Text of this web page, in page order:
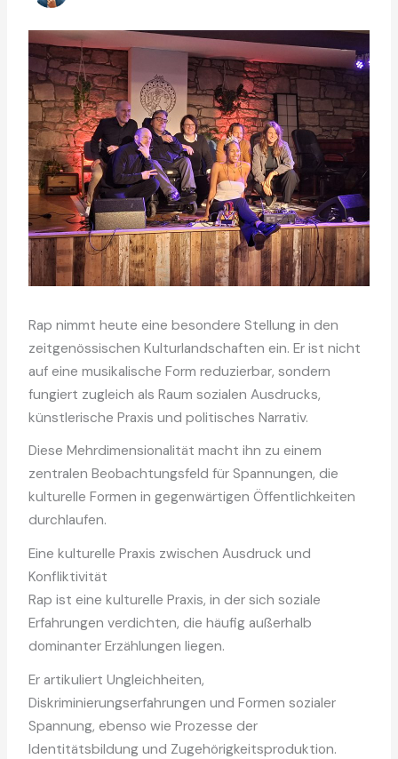
Rap nimmt heute eine besondere Stellung in den
zeitgenössischen Kulturlandschaften ein. Er ist nicht
auf eine musikalische Form reduzierbar, sondern
fungiert zugleich als Raum sozialen Ausdrucks,
künstlerische Praxis und politisches Narrativ.
Diese Mehrdimensionalität macht ihn zu einem
zentralen Beobachtungsfeld für Spannungen, die
kulturelle Formen in gegenwärtigen Öffentlichkeiten
durchlaufen.
Eine kulturelle Praxis zwischen Ausdruck und
Konfliktivität
Rap ist eine kulturelle Praxis, in der sich soziale
Erfahrungen verdichten, die häufig außerhalb
dominanter Erzählungen liegen.
Er artikuliert Ungleichheiten,
Diskriminierungserfahrungen und Formen sozialer
Spannung, ebenso wie Prozesse der
Identitätsbildung und Zugehörigkeitsproduktion.